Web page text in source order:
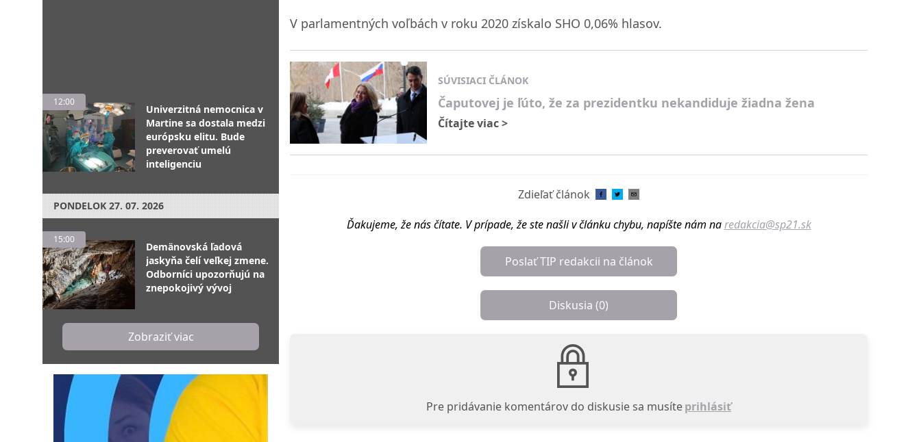
12:00
Univerzitná nemocnica v
Martine sa dostala medzi
európsku elitu. Bude
preverovať umelú
inteligenciu
PONDELOK 27. 07. 2026
15:00
Demänovská ľadová
jaskyňa čelí veľkej zmene.
Odborníci upozorňujú na
znepokojivý vývoj
Zobraziť viac
V parlamentných voľbách v roku 2020 získalo SHO 0,06% hlasov.
SÚVISIACI ČLÁNOK
Čaputovej je ľúto, že za prezidentku nekandiduje žiadna žena
Čítajte viac>
Zdieľať článok
Ďakujeme, že nás čítate. V prípade, že ste našli v článku chybu, napíšte nám na redakcia@sp21.sk
Poslať TIP redakcii na článok
Diskusia (0)
Pre pridávanie komentárov do diskusie sa musíteprihlásiť